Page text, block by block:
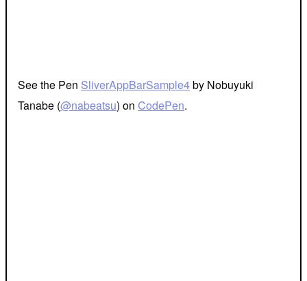
See the Pen SliverAppBarSample4by Nobuyuki
Tanabe (@nabeatsu) on CodePen.